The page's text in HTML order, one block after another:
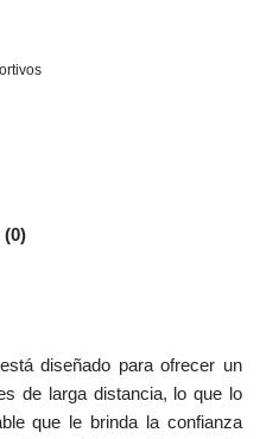
(0)
diseñado para ofrecer un
de larga distancia, lo que lo
que le brinda la confianza